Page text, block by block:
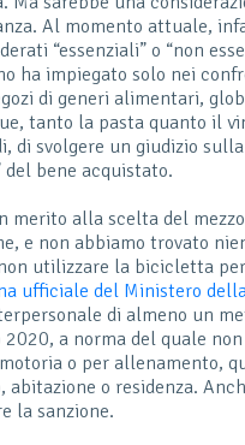
Al momento attuale,
“essenziali” o “non
ha impiegato solo nei
di generi alimentari,
tanto la pasta quanto il
di svolgere un giudizio
del bene acquistato.
merito alla scelta del
e non abbiamo trovato
utilizzare la bicicletta
ufficiale del Ministero
di almeno un
a norma del quale
o per allenamento,
o residenza.
la sanzione.